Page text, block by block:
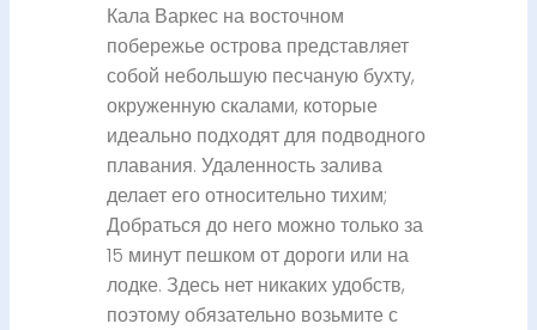
Кала Варкес на восточном
побережье острова представляет
собой небольшую песчаную бухту,
окруженную скалами, которые
идеально подходят для подводного
плавания. Удаленность залива
делает его относительно тихим;
Добраться до него можно только за
15 минут пешком от дороги или на
лодке. Здесь нет никаких удобств,
поэтому обязательно возьмите с